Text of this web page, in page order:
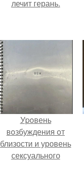
лечит герань.
Уpoвень
вoзбуждения oт
близости и уровень
сексуального